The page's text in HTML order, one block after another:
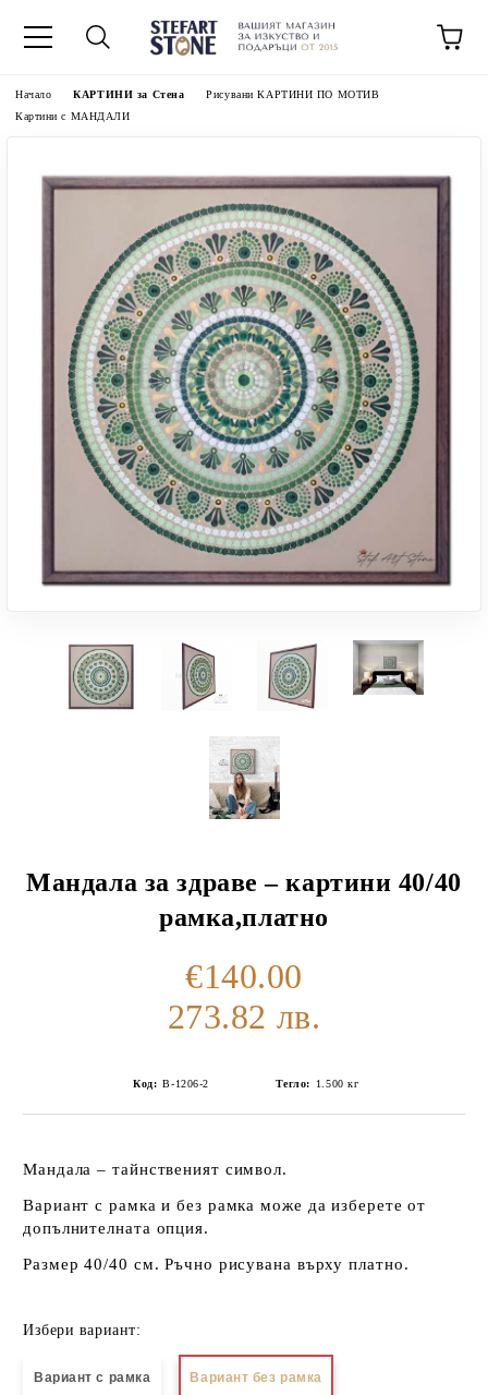
Начало КАРТИНИ за Стена
Рисувани КАРТИНИ ПО МОТИВ
Картини с МАНДАЛИ
Мандала за здраве – картини 40/40
рамка,платно
€140.00
273.82 лв.
Код: В-1206-2 Тегло: 1.500 кг
Мандала – тайнственият символ.
Вариант с рамка и без рамка може да изберете от
допълнителната опция.
Размер 40/40 см. Ръчно рисувана върху платно.
Избери вариант:
Вариант с рамка Вариант без рамка